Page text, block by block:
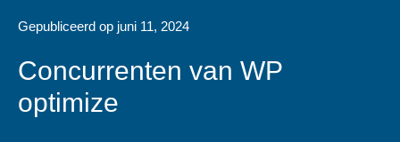
Gepubliceerd op juni 11, 2024
Concurrenten van WP
optimize